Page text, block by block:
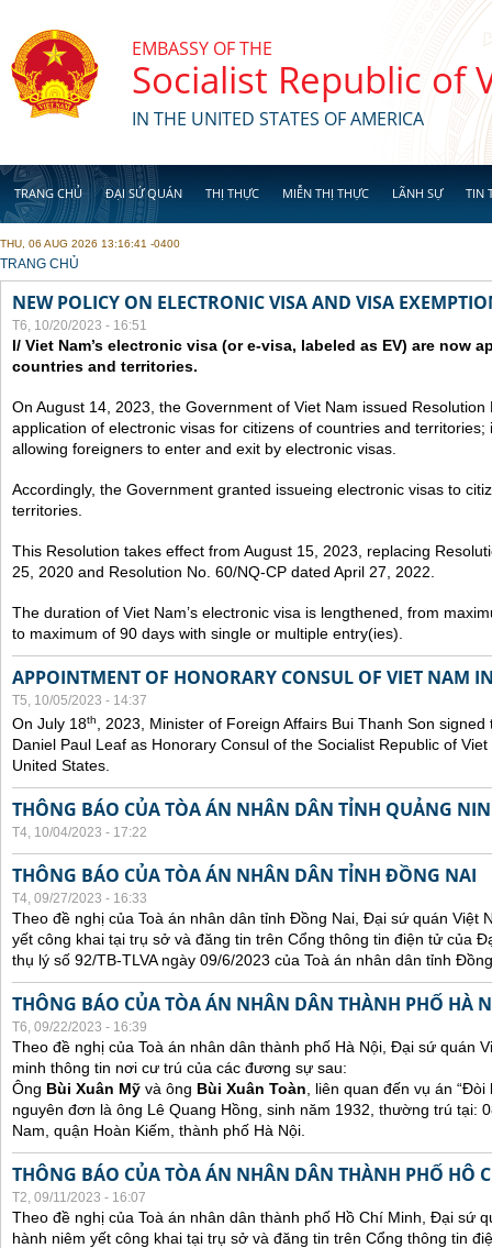
EMBASSY OF THE
Socialist Republic of
IN THE UNITED STATES OF AMERICA
TRANG CHỦ ĐẠI SỨ QUÁN THỊ THỰC MIỄN THỊ THỰC LÃNH SỰ TIN
THU, 06 AUG 2026 13:16:41 -0400
YOU ARE HERE
TRANG CHỦ
NEW POLICY ON ELECTRONIC VISA AND VISA
T6, 10/20/2023 - 16:51
I/ Viet Nam’s electronic visa (or e-visa, labeled as EV) are now
countries and territories.
On August 14, 2023, the Government of Viet Nam issued
application of electronic visas for citizens of countries and
allowing foreigners to enter and exit by electronic visas.
Accordingly, the Government granted issueing electronic visas to
territories.
This Resolution takes effect from August 15, 2023, replacing
25, 2020 and Resolution No. 60/NQ-CP dated April 27, 2022.
The duration of Viet Nam’s electronic visa is lengthened, from
to maximum of 90 days with single or multiple entry(ies).
APPOINTMENT OF HONORARY CONSUL OF VIET NAM
T5, 10/05/2023 - 14:37
On July 18th
, 2023, Minister of Foreign Affairs Bui Thanh Son
Daniel Paul Leaf as Honorary Consul of the Socialist Republic of
United States.
THÔNG BÁO CỦA TÒA ÁN NHÂN DÂN TỈNH QUẢNG
T4, 10/04/2023 - 17:22
THÔNG BÁO CỦA TÒA ÁN NHÂN DÂN TỈNH ĐỒNG NAI
T4, 09/27/2023 - 16:33
Theo đề nghị của Toà án nhân dân tỉnh Đồng Nai, Đại sứ quán Việt
yết công khai tại trụ sở và đăng tin trên Cổng thông tin điện tử của
thụ lý số 92/TB-TLVA ngày 09/6/2023 của Toà án nhân dân tỉnh
THÔNG BÁO CỦA TÒA ÁN NHÂN DÂN THÀNH PHỐ HÀ
T6, 09/22/2023 - 16:39
Theo đề nghị của Toà án nhân dân thành phố Hà Nội, Đại sứ quán
minh thông tin nơi cư trú của các đương sự sau:
Ông Bùi Xuân Mỹ và ông Bùi Xuân Toàn , liên quan đến vụ án
nguyên đơn là ông Lê Quang Hồng, sinh năm 1932, thường trú tại:
Nam, quận Hoàn Kiếm, thành phố Hà Nội.
THÔNG BÁO CỦA TÒA ÁN NHÂN DÂN THÀNH PHỐ HÔ
T2, 09/11/2023 - 16:07
Theo đề nghị của Toà án nhân dân thành phố Hồ Chí Minh, Đại sứ
hành niêm yết công khai tại trụ sở và đăng tin trên Cổng thông tin